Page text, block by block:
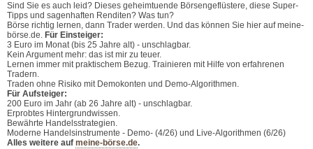
Sind Sie es auch leid? Dieses geheimtuende Börsengeflüstere, diese Super-
Tipps und sagenhaften Renditen? Was tun?
Börse richtig lernen, dann Trader werden. Und das können Sie hier auf meine-
börse.de. Für Einsteiger:
3 Euro im Monat (bis 25 Jahre alt) - unschlagbar.
Kein Argument mehr: das ist mir zu teuer.
Lernen immer mit praktischem Bezug. Trainieren mit Hilfe von erfahrenen
Tradern.
Traden ohne Risiko mit Demokonten und Demo-Algorithmen.
Für Aufsteiger:
200 Euro im Jahr (ab 26 Jahre alt) - unschlagbar.
Erprobtes Hintergrundwissen.
Bewährte Handelsstrategien.
Moderne Handelsinstrumente - Demo- (4/26) und Live-Algorithmen (6/26)
Alles weitere auf meine-börse.de.